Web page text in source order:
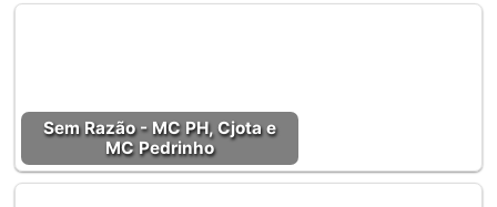
Sem Razão - MC PH, Cjota e
MC Pedrinho